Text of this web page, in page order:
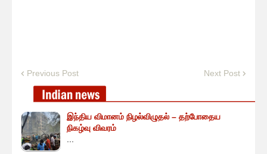
Previous Post Next Post
இந்திய விமானம் நிழல்விழுதல் – தற்போதைய
நிகழ்வு விவரம்